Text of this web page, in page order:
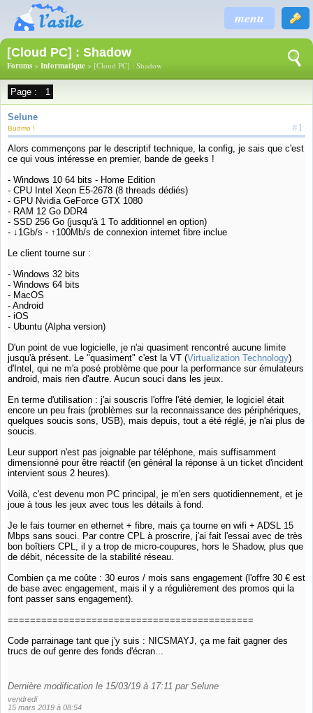
menu
[Cloud PC] : Shadow
Forums > Informatique > [Cloud PC] : Shadow
Page : 1
Selune
#1
Budmo !
Alors commençons par le descriptif technique, la config, je sais que c'est
ce qui vous intéresse en premier, bande de geeks !
- Windows 10 64 bits - Home Edition
- CPU Intel Xeon E5-2678 (8 threads dédiés)
- GPU Nvidia GeForce GTX 1080
- RAM 12 Go DDR4
- SSD 256 Go (jusqu'à 1 To additionnel en option)
- ↓1Gb/s - ↑100Mb/s de connexion internet fibre inclue
Le client tourne sur :
- Windows 32 bits
- Windows 64 bits
- MacOS
- Android
- iOS
- Ubuntu (Alpha version)
D'un point de vue logicielle, je n'ai quasiment rencontré aucune limite
jusqu'à présent. Le "quasiment" c'est la VT (Virtualization Technology)
d'Intel, qui ne m'a posé problème que pour la performance sur émulateurs
android, mais rien d'autre. Aucun souci dans les jeux.
En terme d'utilisation : j'ai souscris l'offre l'été dernier, le logiciel était
encore un peu frais (problèmes sur la reconnaissance des périphériques,
quelques soucis sons, USB), mais depuis, tout a été réglé, je n'ai plus de
soucis.
Leur support n'est pas joignable par téléphone, mais suffisamment
dimensionné pour être réactif (en général la réponse à un ticket d'incident
intervient sous 2 heures).
Voilà, c'est devenu mon PC principal, je m'en sers quotidiennement, et je
joue à tous les jeux avec tous les détails à fond.
Je le fais tourner en ethernet + fibre, mais ça tourne en wifi + ADSL 15
Mbps sans souci. Par contre CPL à proscrire, j'ai fait l'essai avec de très
bon boîtiers CPL, il y a trop de micro-coupures, hors le Shadow, plus que
de débit, nécessite de la stabilité réseau.
Combien ça me coûte : 30 euros / mois sans engagement (l'offre 30 € est
de base avec engagement, mais il y a régulièrement des promos qui la
font passer sans engagement).
============================================
Code parrainage tant que j'y suis : NICSMAYJ, ça me fait gagner des
trucs de ouf genre des fonds d'écran...
Dernière modification le 15/03/19 à 17:11 par Selune
vendredi
15 mars 2019 à 08:54